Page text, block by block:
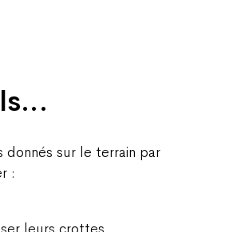
donnés sur le terrain par
: